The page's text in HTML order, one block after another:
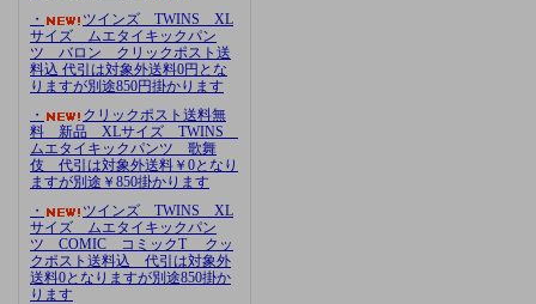
・
ツインズ TWINS XL
サイズ ムエタイキックパン
ツ バロン クリックポスト送
料込 代引は対象外送料0円とな
りますが別途850円掛かります
・
クリックポスト送料無
料 新品 XLサイズ TWINS
ムエタイキックパンツ 歌舞
伎 代引は対象外送料￥0となり
ますが別途￥850掛かります
・
ツインズ TWINS XL
サイズ ムエタイキックパン
ツ COMIC コミックT クッ
クポスト送料込 代引は対象外
送料0となりますが別途850掛か
ります